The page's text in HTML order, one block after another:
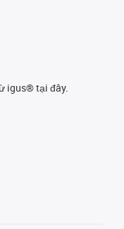
igus® tại đây.